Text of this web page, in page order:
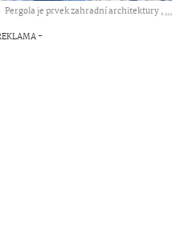
Pergola je prvek zahradní architektury ,...